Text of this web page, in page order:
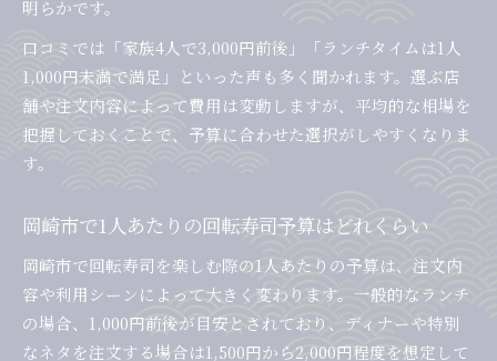
明らかです。
口コミでは「家族4人で3,000円前後」「ランチタイムは1人
1,000円未満で満足」といった声も多く聞かれます。選ぶ店
舗や注文内容によって費用は変動しますが、平均的な相場を
把握しておくことで、予算に合わせた選択がしやすくなりま
す。
岡崎市で1人あたりの回転寿司予算はどれくらい
岡崎市で回転寿司を楽しむ際の1人あたりの予算は、注文内
容や利用シーンによって大きく変わります。一般的なランチ
の場合、1,000円前後が目安とされており、ディナーや特別
なネタを注文する場合は1,500円から2,000円程度を想定して